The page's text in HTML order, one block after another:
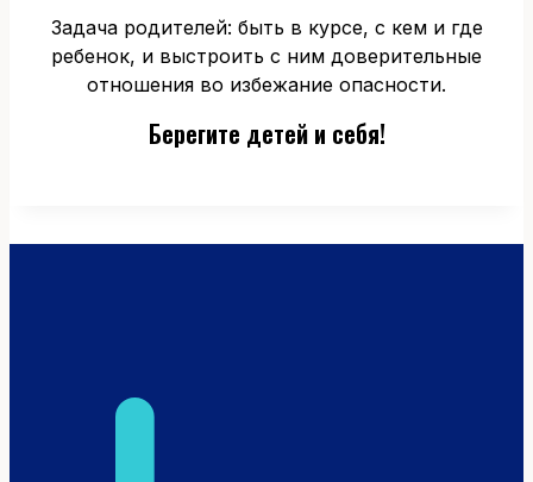
Задача родителей: быть в курсе, с кем и где
ребенок, и выстроить с ним доверительные
отношения во избежание опасности.
Берегите детей и себя!